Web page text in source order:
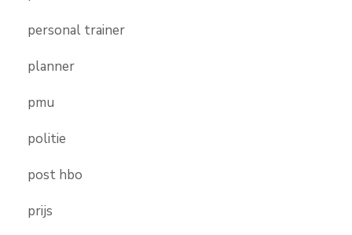
personal trainer
planner
pmu
politie
post hbo
prijs